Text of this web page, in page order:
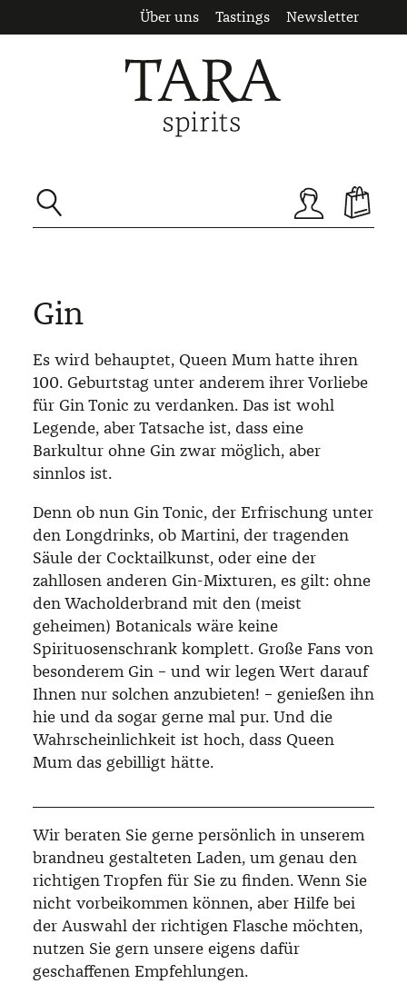
Zum Hauptinhalt springen
Über uns Tastings Newsletter
Gin
Es wird behauptet, Queen Mum hatte ihren
100. Geburtstag unter anderem ihrer Vorliebe
für Gin Tonic zu verdanken. Das ist wohl
Legende, aber Tatsache ist, dass eine
Barkultur ohne Gin zwar möglich, aber
sinnlos ist.
Denn ob nun Gin Tonic, der Erfrischung unter
den Longdrinks, ob Martini, der tragenden
Säule der Cocktailkunst, oder eine der
zahllosen anderen Gin-Mixturen, es gilt: ohne
den Wacholderbrand mit den (meist
geheimen) Botanicals wäre keine
Spirituosenschrank komplett. Große Fans von
besonderem Gin – und wir legen Wert darauf
Ihnen nur solchen anzubieten! – genießen ihn
hie und da sogar gerne mal pur. Und die
Wahrscheinlichkeit ist hoch, dass Queen
Mum das gebilligt hätte.
Wir beraten Sie gerne persönlich in unserem
brandneu gestalteten Laden, um genau den
richtigen Tropfen für Sie zu finden. Wenn Sie
nicht vorbeikommen können, aber Hilfe bei
der Auswahl der richtigen Flasche möchten,
nutzen Sie gern unsere eigens dafür
geschaffenen Empfehlungen.